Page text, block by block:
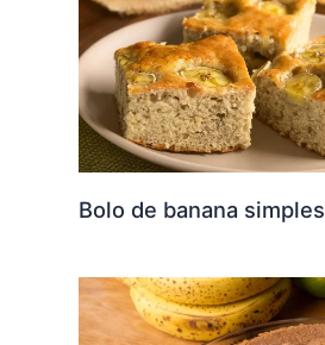
Bolo de banana simples